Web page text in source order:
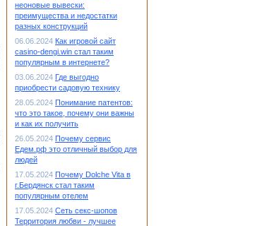
неоновые вывески:
преимущества и недостатки
разных конструкций
06.06.2024 Как игровой сайт
casino-dengi.win стал таким
популярным в интернете?
03.06.2024 Где выгодно
приобрести садовую технику
28.05.2024 Понимание патентов:
что это такое, почему они важны
и как их получить
26.05.2024 Почему сервис
Едем.рф это отличный выбор для
людей
17.05.2024 Почему Dolche Vita в
г.Бердянск стал таким
популярным отелем
17.05.2024 Сеть секс-шопов
Территория любви - лучшее